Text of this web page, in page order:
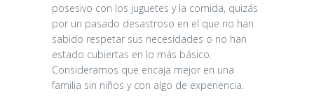
posesivo con los juguetes y la comida, quizás
por un pasado desastroso en el que no han
sabido respetar sus necesidades o no han
estado cubiertas en lo más básico.
Consideramos que encaja mejor en una
familia sin niños y con algo de experiencia.